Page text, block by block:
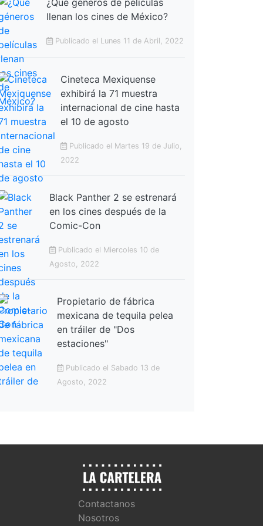
¿Qué géneros de películas
llenan los cines de México?
Publicado el Lunes 11 de Abril, 2022
Cineteca Mexiquense
exhibirá la 71 muestra
internacional de cine hasta
el 10 de agosto
Publicado el Martes 19 de Julio,
2022
Black Panther 2 se estrenará
en los cines después de la
Comic-Con
Publicado el Miercoles 10 de
Agosto, 2022
Propietario de fábrica
mexicana de tequila pelea
en tráiler de "Dos
estaciones"
Publicado el Sabado 13 de
Agosto, 2022
Contactanos
Nosotros